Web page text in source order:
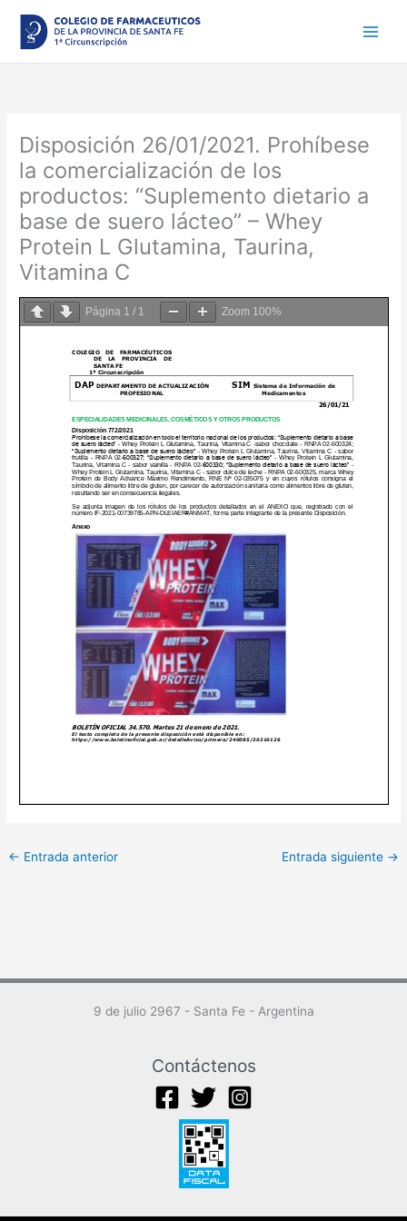
contenido
Disposición 26/01/2021. Prohíbese
la comercialización de los
productos: “Suplemento dietario a
base de suero lácteo” – Whey
Protein L Glutamina, Taurina,
Vitamina C
Página 1 / 1 Zoom 100%
← Entrada anterior Entrada siguiente →
9 de julio 2967 - Santa Fe - Argentina
Contáctenos